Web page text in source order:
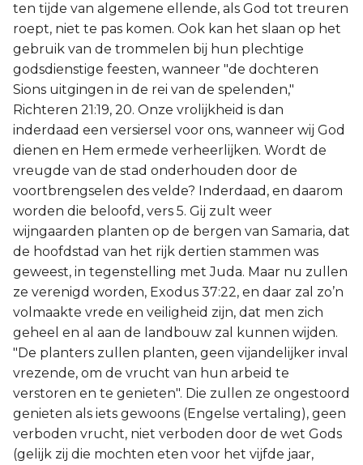
ten tijde van algemene ellende, als God tot treuren
roept, niet te pas komen. Ook kan het slaan op het
gebruik van de trommelen bij hun plechtige
godsdienstige feesten, wanneer "de dochteren
Sions uitgingen in de rei van de spelenden,"
Richteren 21:19, 20. Onze vrolijkheid is dan
inderdaad een versiersel voor ons, wanneer wij God
dienen en Hem ermede verheerlijken. Wordt de
vreugde van de stad onderhouden door de
voortbrengselen des velde? Inderdaad, en daarom
worden die beloofd, vers 5. Gij zult weer
wijngaarden planten op de bergen van Samaria, dat
de hoofdstad van het rijk dertien stammen was
geweest, in tegenstelling met Juda. Maar nu zullen
ze verenigd worden, Exodus 37:22, en daar zal zo’n
volmaakte vrede en veiligheid zijn, dat men zich
geheel en al aan de landbouw zal kunnen wijden.
"De planters zullen planten, geen vijandelijker inval
vrezende, om de vrucht van hun arbeid te
verstoren en te genieten". Die zullen ze ongestoord
genieten als iets gewoons (Engelse vertaling), geen
verboden vrucht, niet verboden door de wet Gods
(gelijk zij die mochten eten voor het vijfde jaar,